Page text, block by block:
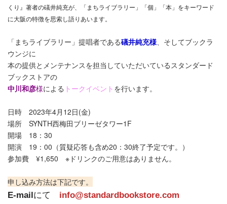
くり』著者の礒井純充が、「まちライブラリー」「個」「本」をキーワード
に大阪の特徴を思索し語りあいます。
「まちライブラリー」提唱者である礒井純充様 、そしてブックラ
ウンジに
本の提供とメンテナンスを担当していただいている スタンダード
ブックストアの
中川和彦様による トークイベント を行います。
日時 2023年4月12日(金)
場所 SYNTH西梅田ブリーゼタワー1F
開場 18：30
開演 19：00（質疑応答も含め20：30終了予定です。）
参加費 ¥1,650 ※ドリンクのご用意はありません。
申し込み方法は下記です。
E-mailにて info@standardbookstore.com